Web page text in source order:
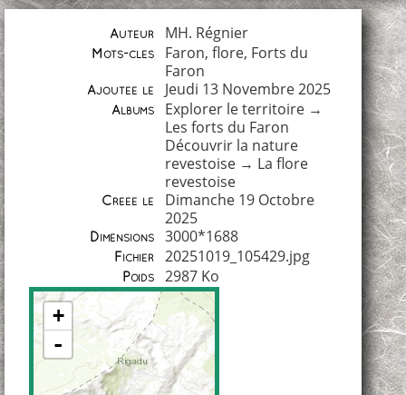
Auteur MH. Régnier
Mots-clés Faron, flore, Forts du
Faron
Ajoutée le Jeudi 13 Novembre 2025
Albums Explorer le territoire→
Les forts du Faron
Découvrir la nature
revestoise→ La flore
revestoise
Créée le
Dimanche 19 Octobre
2025
Dimensions 3000*1688
Fichier 20251019_105429.jpg
Poids 2987 Ko
+
-